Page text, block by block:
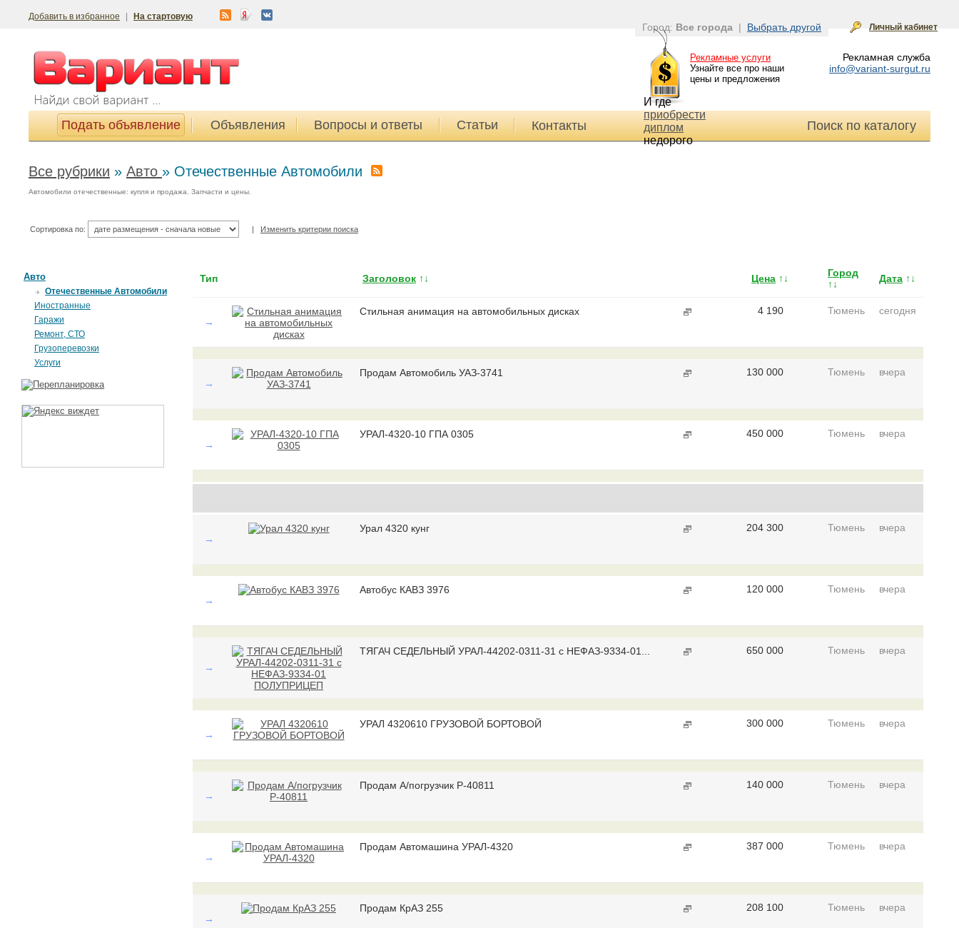
Добавить в избранное
На стартовую
Личный кабинет
Город: Все города | Выбрать другой
Рекламная служба
info@variant-surgut.ru
Рекламные услуги
Узнайте все про наши
цены и предложения
И где
приобрести
диплом
недорого
Подать объявление Объявления Вопросы и ответы Статьи Контакты Поиск по каталогу
Все рубрики » Авто » Отечественные Автомобили
Автомобили отечественные: купля и продажа. Запчасти и цены.
Сортировка по: | Изменить критерии поиска
Авто
Отечественные Автомобили
Иностранные
Гаражи
Ремонт, СТО
Грузоперевозки
Услуги
Тип Заголовок ↑↓ Цена ↑↓
Город
↑↓
Дата ↑↓
→
Стильная анимация на автомобильных дисках 4 190 Тюмень сегодня
→
Продам Автомобиль УАЗ-3741 130 000 Тюмень вчера
→
УРАЛ-4320-10 ГПА 0305 450 000 Тюмень вчера
→
Урал 4320 кунг 204 300 Тюмень вчера
→
Автобус КАВЗ 3976 120 000 Тюмень вчера
→
ТЯГАЧ СЕДЕЛЬНЫЙ УРАЛ-44202-0311-31 с НЕФАЗ-9334-01... 650 000 Тюмень вчера
→
УРАЛ 4320610 ГРУЗОВОЙ БОРТОВОЙ 300 000 Тюмень вчера
→
Продам А/погрузчик Р-40811 140 000 Тюмень вчера
→
Продам Автомашина УРАЛ-4320 387 000 Тюмень вчера
→
Продам КрАЗ 255 208 100 Тюмень вчера